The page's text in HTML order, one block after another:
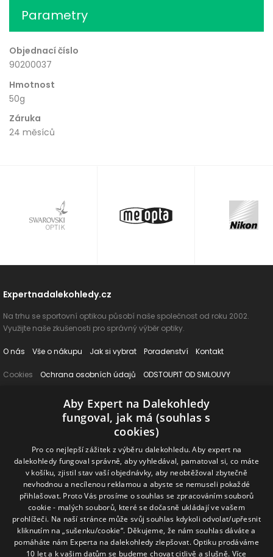
Parametry
Objednací číslo
90200037
Hmotnost
50g
Záruka
24 měsíců
Expertnadalekohledy.cz
Na trhu se sportovní optikou působí naše společnost od roku 2002.
Využijte naše zkušenosti pro správný výběr optiky.
O nás Vše o nákupu Jak si vybrat Poradenství Kontakt
Cookies Ochrana osobních údajů ODSTOUPIT OD SMLOUVY
Naše produkty
Dálkoměry Příslušenství
Sledujte nás na sociálních sítích
ExpertNaDalekohledy
Online možnosti platby
Aby Expert na Dalekohledy
fungoval, jak má (souhlas s
cookies)
Pro co nejlepší zážitek z výběru dalekohledu. Aby expert na
dalekohledy fungoval správně, aby vyhledával, pamatoval si, co máte
v košíku, zjistil stav vaší objednávky, aby neobtěžoval zbytečně
nevhodnou a necílenou reklamou a abyste se nemuseli pokaždé
přihlašovat. Proto Vás prosíme o souhlas se zpracováním souborů
cookie - malých souborů, které se dočasně ukládají ve vašem
prohlížeči. Na naší stránce může svůj souhlas kdykoli odvolat/upřesnit
kliknutím na „sušenku/cookie“. Děkujeme, že nám souhlas dáváte a
pomáháte nám Experta na dalekohledy zlepšovat. Optiku prodáváme
10 let a k vašim datům se budeme chovat citlivě a slušně. Více